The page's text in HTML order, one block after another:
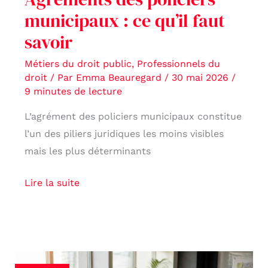
municipaux : ce qu’il faut
savoir
Métiers du droit public, Professionnels du
droit/ Par Emma Beauregard / 30 mai 2026 /
9 minutes de lecture
L’agrément des policiers municipaux constitue
l’un des piliers juridiques les moins visibles
mais les plus déterminants
Lire la suite